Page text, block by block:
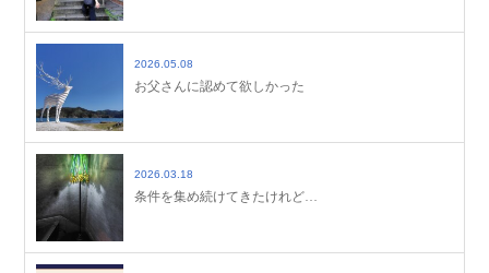
2026.05.08
お父さんに認めて欲しかった
2026.03.18
条件を集め続けてきたけれど…